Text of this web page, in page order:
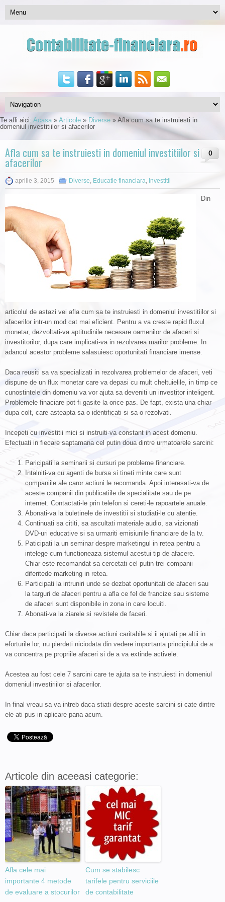
Te afli aici: Acasa » Articole » Diverse » Afla cum sa te instruiesti in
domeniul investitiilor si afacerilor
0
Afla cum sa te instruiesti in domeniul investitiilor si
afacerilor
aprilie 3, 2015 Diverse, Educatie financiara, Investitii
Din
articolul de astazi vei afla cum sa te instruiesti in domeniul investitiilor si
afacerilor intr-un mod cat mai eficient. Pentru a va creste rapid fluxul
monetar, dezvoltati-va aptitudinile necesare oamenilor de afaceri si
investitorilor, dupa care implicati-va in rezolvarea marilor probleme. In
adancul acestor probleme salasuiesc oportunitati financiare imense.
Daca reusiti sa va specializati in rezolvarea problemelor de afaceri, veti
dispune de un flux monetar care va depasi cu mult cheltuielile, in timp ce
cunostintele din domeniu va vor ajuta sa deveniti un investitor inteligent.
Problemele finaciare pot fi gasite la orice pas. De fapt, exista una chiar
dupa colt, care asteapta sa o identificati si sa o rezolvati.
Incepeti cu investitii mici si instruiti-va constant in acest domeniu.
Efectuati in fiecare saptamana cel putin doua dintre urmatoarele sarcini:
Paricipati la seminarii si cursuri pe probleme financiare.
Intalniti-va cu agenti de bursa si tineti minte care sunt
companiile ale caror actiuni le recomanda. Apoi interesati-va de
aceste companii din publicatiile de specialitate sau de pe
internet. Contactati-le prin telefon si cereti-le rapoartele anuale.
Abonati-va la buletinele de investitii si studiati-le cu atentie.
Continuati sa cititi, sa ascultati materiale audio, sa vizionati
DVD-uri educative si sa urmariti emisiunile financiare de la tv.
Paticipati la un seminar despre marketingul in retea pentru a
intelege cum functioneaza sistemul acestui tip de afacere.
Chiar este recomandat sa cercetati cel putin trei companii
diferitede marketing in retea.
Participati la intruniri unde se dezbat oportunitati de afaceri sau
la targuri de afaceri pentru a afla ce fel de francize sau sisteme
de afaceri sunt disponibile in zona in care locuiti.
Abonati-va la ziarele si revistele de faceri.
Chiar daca participati la diverse actiuni caritabile si ii ajutati pe altii in
eforturile lor, nu pierdeti niciodata din vedere importanta principiului de a
va concentra pe propriile afaceri si de a va extinde activele.
Acestea au fost cele 7 sarcini care te ajuta sa te instruiesti in domeniul
domeniul investiriilor si afacerilor.
In final vreau sa va intreb daca stiati despre aceste sarcini si cate dintre
ele ati pus in aplicare pana acum.
Articole din aceeasi categorie:
Afla cele mai
importante 4 metode
de evaluare a stocurilor
Cum se stabilesc
tarifele pentru serviciile
de contabilitate